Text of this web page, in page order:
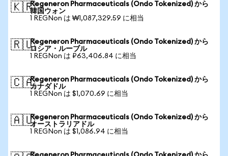
🇰🇷Regeneron Pharmaceuticals (Ondo Tokenized) から
韓国ウォン
1 REGNon は ₩1,087,329.59 に相当
🇷🇺Regeneron Pharmaceuticals (Ondo Tokenized) から
ロシア・ルーブル
1 REGNon は ₽63,406.84 に相当
🇨🇦Regeneron Pharmaceuticals (Ondo Tokenized) から
カナダドル
1 REGNon は $1,070.69 に相当
🇦🇺Regeneron Pharmaceuticals (Ondo Tokenized) から
オーストラリアドル
1 REGNon は $1,086.94 に相当